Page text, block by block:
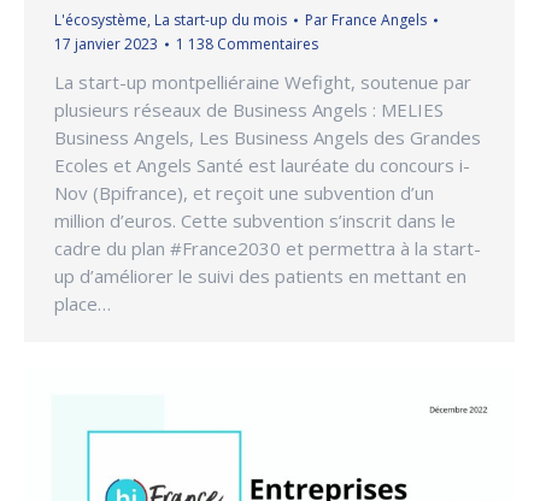
L'écosystème, La start-up du mois Par France Angels
17 janvier 2023
1 138 Commentaires
La start-up montpelliéraine Wefight, soutenue par
plusieurs réseaux de Business Angels : MELIES
Business Angels, Les Business Angels des Grandes
Ecoles et Angels Santé est lauréate du concours i-
Nov (Bpifrance), et reçoit une subvention d’un
million d’euros. Cette subvention s’inscrit dans le
cadre du plan #France2030 et permettra à la start-
up d’améliorer le suivi des patients en mettant en
place…